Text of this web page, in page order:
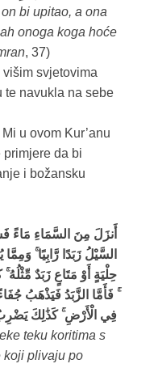
bi upitao, a ona
onoga koga hoće
, 37)
svjetovima
te navukla na sebe
u ovom Kur’anu
da bi
i božansku
أَنزَلَ مِنَ السَّمَاءِ مَاءً
السَّيْلُ زَبَدًا رَّابِيًا
حِلْيَةٍ أَوْ مَتَاعٍ زَبَدٌ
فَأَمَّا الزَّبَدُ فَيَذْهَبُ
فِي الْأَرْضِ ۚ كَذَٰلِكَ يَضْرِبُ
teku koritima s
koji plivaju po